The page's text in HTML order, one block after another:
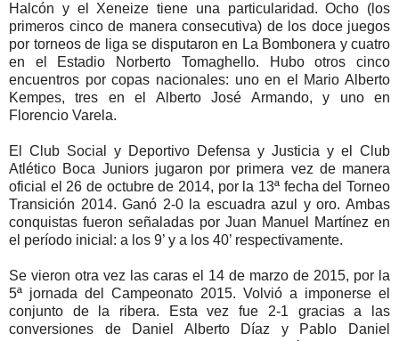
Halcón y el Xeneize tiene una particularidad. Ocho (los
primeros cinco de manera consecutiva) de los doce juegos
por torneos de liga se disputaron en La Bombonera y cuatro
en el Estadio Norberto Tomaghello. Hubo otros cinco
encuentros por copas nacionales: uno en el Mario Alberto
Kempes, tres en el Alberto José Armando, y uno en
Florencio Varela.
El Club Social y Deportivo Defensa y Justicia y el Club
Atlético Boca Juniors jugaron por primera vez de manera
oficial el 26 de octubre de 2014, por la 13ª fecha del Torneo
Transición 2014. Ganó 2-0 la escuadra azul y oro. Ambas
conquistas fueron señaladas por Juan Manuel Martínez en
el período inicial: a los 9’ y a los 40’ respectivamente.
Se vieron otra vez las caras el 14 de marzo de 2015, por la
5ª jornada del Campeonato 2015. Volvió a imponerse el
conjunto de la ribera. Esta vez fue 2-1 gracias a las
conversiones de Daniel Alberto Díaz y Pablo Daniel